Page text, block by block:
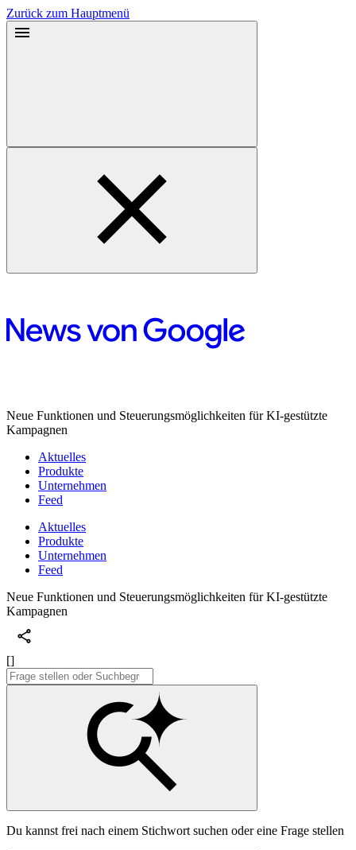
Zurück zum Hauptmenü
Neue Funktionen und Steuerungsmöglichkeiten für KI-gestützte
Kampagnen
Aktuelles
Produkte
Unternehmen
Feed
Aktuelles
Produkte
Unternehmen
Feed
Neue Funktionen und Steuerungsmöglichkeiten für KI-gestützte
Kampagnen
[]
Du kannst frei nach einem Stichwort suchen oder eine Frage stellen